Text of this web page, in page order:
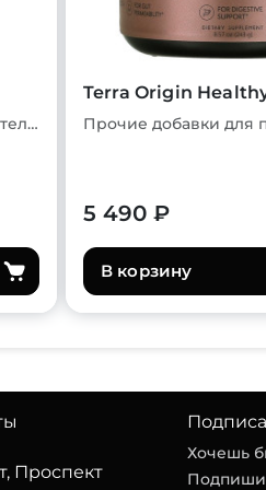
Прочие добавки для пищеварительной системы
Terra Origin
5 490 ₽
В корзину
Проспект
Хочешь